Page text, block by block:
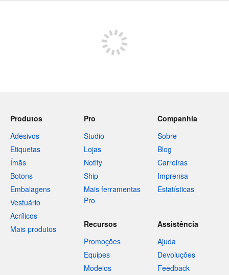
Produtos
Adesivos
Etiquetas
Ímãs
Botons
Embalagens
Vestuário
Acrílicos
Mais produtos
Pro
Studio
Lojas
Notify
Ship
Mais ferramentas
Pro
Companhia
Sobre
Blog
Carreiras
Imprensa
Estatísticas
Recursos
Promoções
Equipes
Modelos
Assistência
Ajuda
Devoluções
Feedback